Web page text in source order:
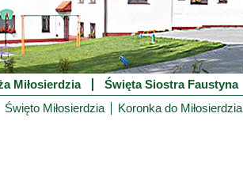
Miłosierdzia Święta Siostra Faustyna
Święto Miłosierdzia Koronka do Miłosierdzia